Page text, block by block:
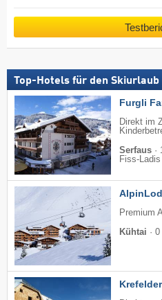
Top-Hotels für den Skiurlaub
Furgli
Direkt im
Serfaus ·
Fiss-Ladis
Premium
Kühtai · 0